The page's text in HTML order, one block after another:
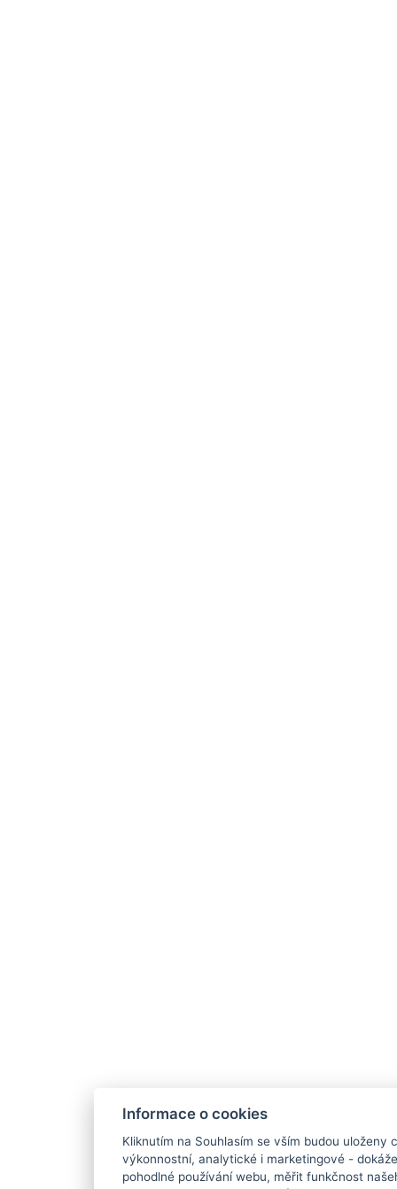
Informace o cookies
Kliknutím na Souhlasím se vším budou uloženy
výkonnostní, analytické i marketingové -
pohodlné používání webu, měřit funkčnost